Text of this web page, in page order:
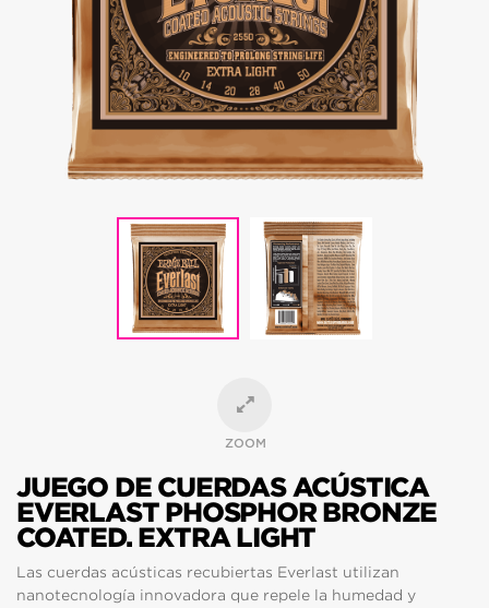
ZOOM
JUEGO DE CUERDAS ACÚSTICA
EVERLAST PHOSPHOR BRONZE
COATED. EXTRA LIGHT
Las cuerdas acústicas recubiertas Everlast utilizan
nanotecnología innovadora que repele la humedad y